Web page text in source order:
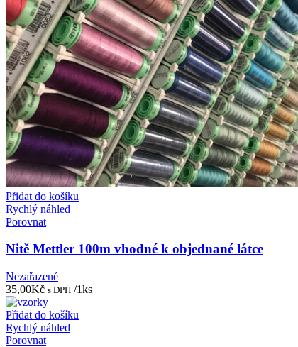
Přidat do košíku
Rychlý náhled
Porovnat
Nitě Mettler 100m vhodné k objednané látce
Nezařazené
35,00Kč s DPH /1ks
Přidat do košíku
Rychlý náhled
Porovnat